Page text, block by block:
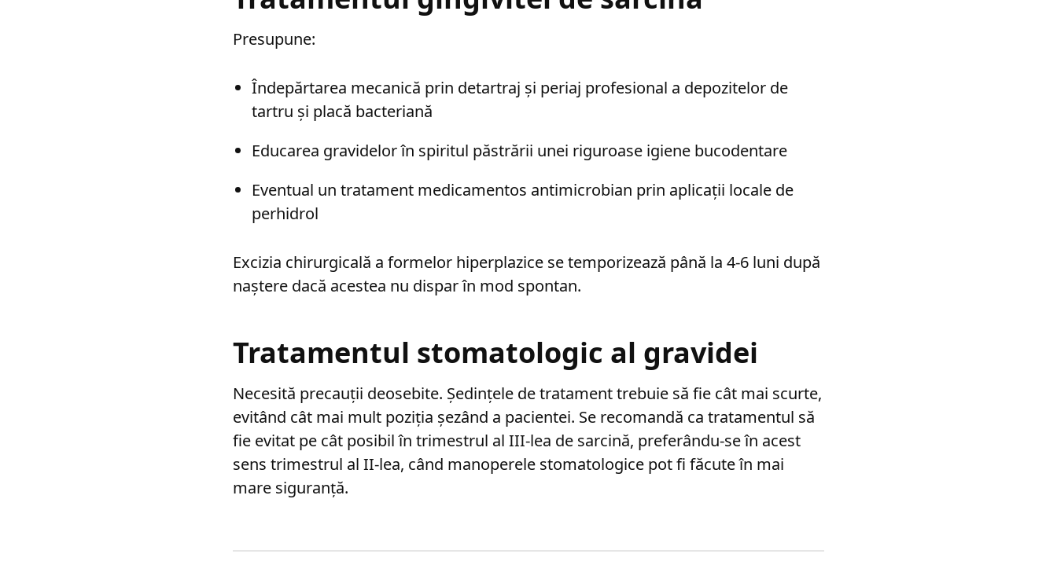
Presupune:
Îndepărtarea mecanică prin detartraj și periaj profesional a depozitelor de
tartru și placă bacteriană
Educarea gravidelor în spiritul păstrării unei riguroase igiene bucodentare
Eventual un tratament medicamentos antimicrobian prin aplicații locale de
perhidrol
Excizia chirurgicală a formelor hiperplazice se temporizează până la 4-6 luni după
naștere dacă acestea nu dispar în mod spontan.
Tratamentul stomatologic al gravidei
Necesită precauții deosebite. Ședințele de tratament trebuie să fie cât mai scurte,
evitând cât mai mult poziția șezând a pacientei. Se recomandă ca tratamentul să
fie evitat pe cât posibil în trimestrul al III-lea de sarcină, preferându-se în acest
sens trimestrul al II-lea, când manoperele stomatologice pot fi făcute în mai
mare siguranță.